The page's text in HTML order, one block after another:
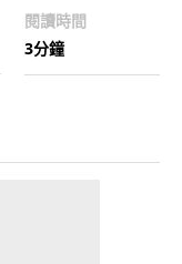
閱讀時間
3分鐘